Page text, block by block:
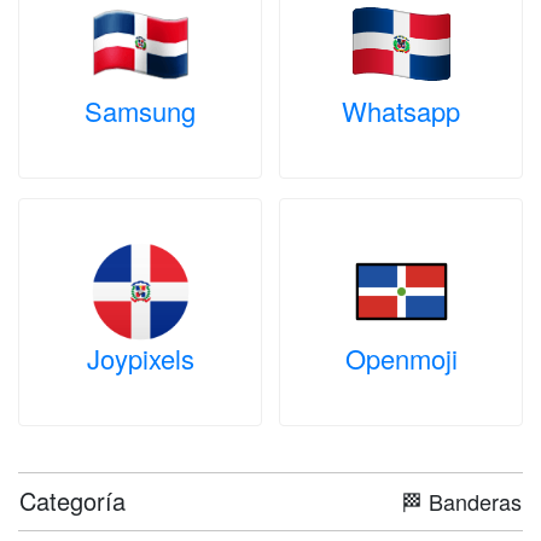
Samsung Whatsapp
Joypixels Openmoji
Categoría 🏁 Banderas